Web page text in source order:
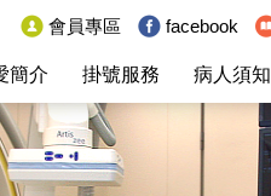
簡介 掛號服務 病人須知
會員專區 facebook